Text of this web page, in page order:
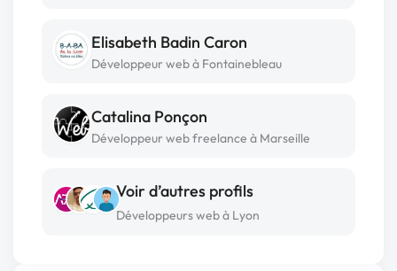
Elisabeth Badin Caron
Développeur web à Fontainebleau
Catalina Ponçon
Développeur web freelance à Marseille
Voir d’autres profils
Développeurs web à Lyon